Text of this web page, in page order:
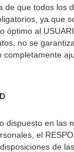
de que todos los
ya que
óptimo al
no se
completamente
dispuesto en las
el
de